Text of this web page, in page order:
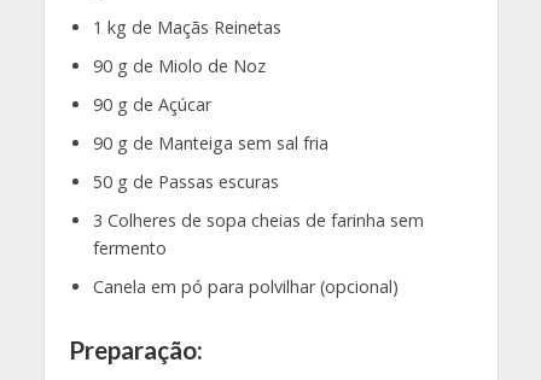
1 kg de Maçãs Reinetas
90 g de Miolo de Noz
90 g de Açúcar
90 g de Manteiga sem sal fria
50 g de Passas escuras
3 Colheres de sopa cheias de farinha sem
fermento
Canela em pó para polvilhar (opcional)
Preparação: